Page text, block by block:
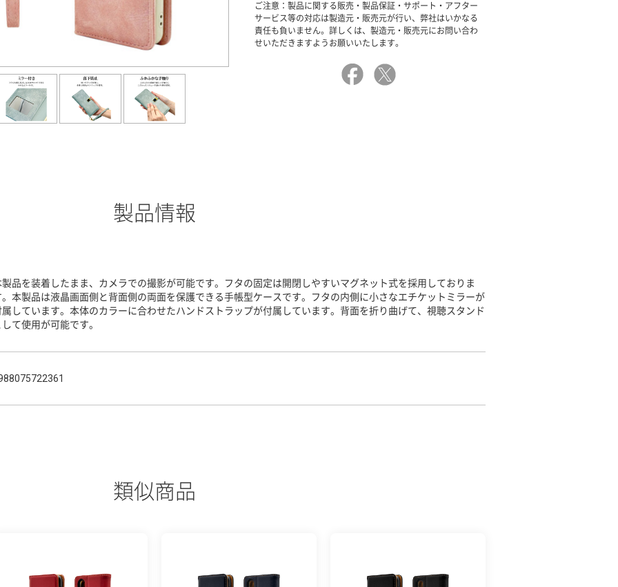
ご注意：製品に関する販売・製品保証・サポート・アフター
サービス等の対応は製造元・販売元が行い、弊社はいかなる
責任も負いません。詳しくは、製造元・販売元にお問い合わ
せいただきますようお願いいたします。
製品情報
製品を装着したまま、カメラでの撮影が可能です。フタの固定は開閉しやすいマグネット式を採用しておりま
。本製品は液晶画面側と背面側の両面を保護できる手帳型ケースです。フタの内側に小さなエチケットミラーが
属しています。本体のカラーに合わせたハンドストラップが付属しています。背面を折り曲げて、視聴スタンド
て使用が可能です。
類似商品